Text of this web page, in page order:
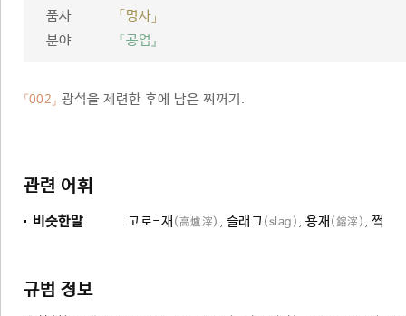
품사
「명사」
분야
『공업』
「002」 광석을 제련한 후에 남은 찌꺼기.
관련 어휘
비슷한말 고로-재 (高爐滓) , 슬래그(slag) , 용재 (鎔滓) , 쩍
규범 정보